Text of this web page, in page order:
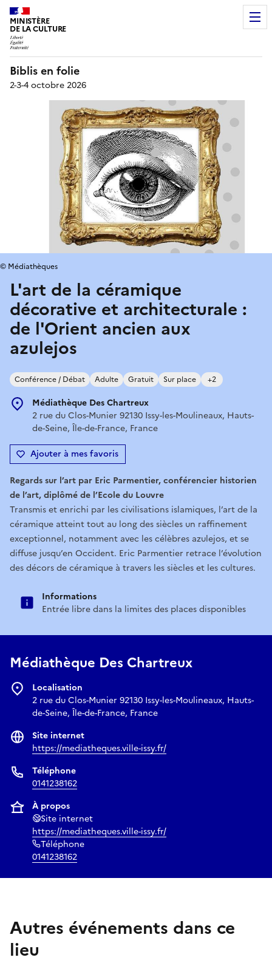
MINISTÈRE
DE LA CULTURE
Biblis en folie
2-3-4 octobre 2026
L'art de la céramique
décorative et architecturale :
de l'Orient ancien aux
azulejos
Conférence / Débat Adulte Gratuit Sur place +2
Médiathèque Des Chartreux
2 rue du Clos-Munier 92130 Issy-les-Moulineaux, Hauts-
de-Seine, Île-de-France, France
Ajouter à mes favoris
© Médiathèques
Regards sur l’art par Eric Parmentier, conférencier historien
de l’art, diplômé de l’Ecole du Louvre
Transmis et enrichi par les civilisations islamiques, l’art de la
céramique atteint tout au long des siècles un raffinement
exceptionnel, notamment avec les célèbres azulejos, et se
diffuse jusqu’en Occident. Eric Parmentier retrace l’évolution
des décors de céramique à travers les siècles et les cultures.
Informations
Entrée libre dans la limites des places disponibles
Médiathèque Des Chartreux
Localisation
2 rue du Clos-Munier 92130 Issy-les-Moulineaux, Hauts-
de-Seine, Île-de-France, France
Site internet
https://mediatheques.ville-issy.fr/
Téléphone
0141238162
À propos
Site internet
https://mediatheques.ville-issy.fr/
Téléphone
0141238162
Autres événements dans ce
lieu